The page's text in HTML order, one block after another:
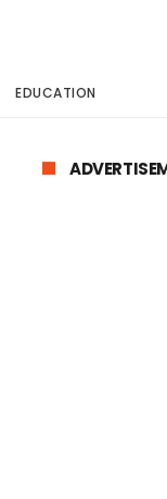
EDUCATION